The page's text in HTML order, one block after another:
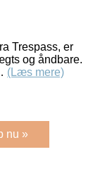
Trespass, er
og åndbare.
(Læs mere)
nu »